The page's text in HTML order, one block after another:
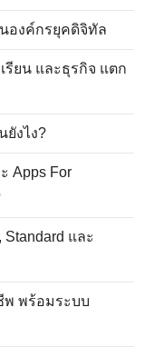
องค์กรยุคดิจิทัล
รียน และธุรกิจ แตก
ยังไง?
Apps For
Standard และ
พ พร้อมระบบ